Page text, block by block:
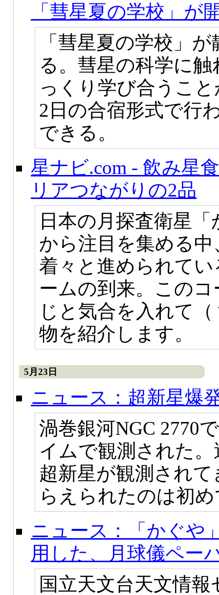
「彗星夏の学校」が
「彗星夏の学校」
る。彗星の科学に
っくり学び合うこ
2日の合宿形式で行
できる。
星ナビ.com - 飲み星
リアつながりの2品
日本の月探査衛星
から注目を集める
着々と進められて
ームの到来。この
じと気合を入れて
物を紹介します。
5月23日
ニュース：超新星爆
渦巻銀河NGC 2770
イムで観測された
超新星が観測され
らえられたのは初
ニュース：「かぐや
用した、月球儀ペー
国立天文台天文情